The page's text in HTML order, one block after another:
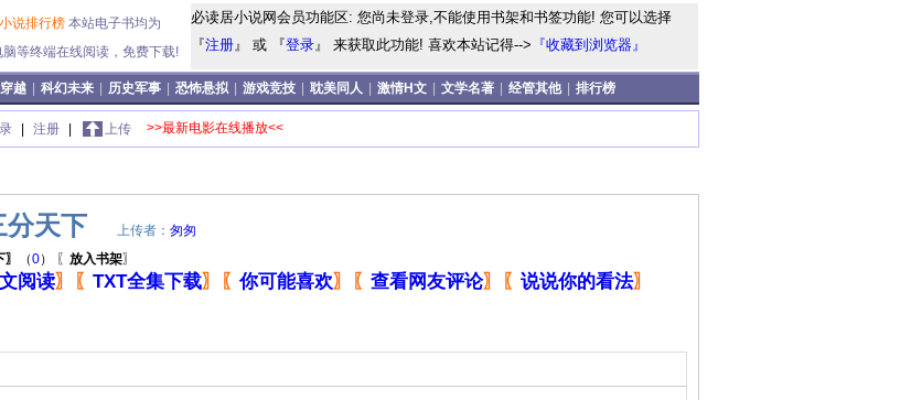
说排行榜 本站电子书均为
等终端在线阅读，免费下载!
必读居小说网会员功能区: 您尚未登录,不能使用书架和书签功能! 您可以选择
『注册』 或 『登录』 来获取此功能! 喜欢本站记得--> 『收藏到浏览器』
越 科幻未来 历史军事 恐怖悬拟 游戏竞技 耽美同人 激情H文 文学名著 经管其他 排行榜
注册 上传 >>最新电影在线播放<<
分天下 上传者： 匆匆
（0） 〖 放入书架〗
阅读〗 〖 TXT全集下载〗 〖你可能喜欢〗 〖 查看网友评论〗 〖 说说你的看法〗